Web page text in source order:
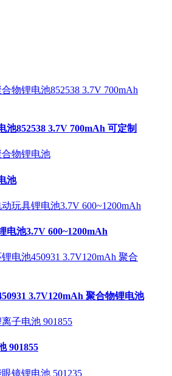
池852538 3.7V 700mAh 可定制
池
电池3.7V 600~1200mAh​
3.7V120mAh 聚合物锂电池
901855